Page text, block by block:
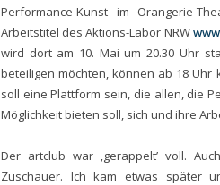
Performance-Kunst im Orangerie-
Arbeitstitel des Aktions-Labor NRW
wird dort am 10. Mai um 20.30 Uhr
beteiligen möchten, können ab 18 Uhr
soll eine Plattform sein, die allen, die
Möglichkeit bieten soll, sich und ihre
Der artclub war ‚gerappelt’ voll.
Zuschauer. Ich kam etwas später